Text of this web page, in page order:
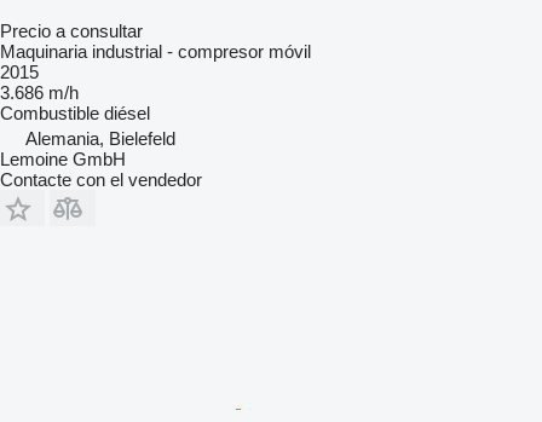
Precio a consultar
Maquinaria industrial - compresor móvil
2015
3.686 m/h
Combustible diésel
Alemania, Bielefeld
Lemoine GmbH
Contacte con el vendedor